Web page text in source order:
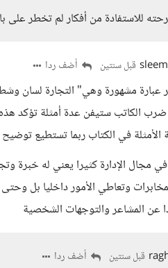
للاستفادة من أفكار لم تخطر على
قبل سنتين أضف ردا
مشهورة وهي" التجارة لسان
الكاتب ستيفن عدة أمثلة تؤكد
الأمثلة في الكتاب ربما تستطيع
مجال الإدارة كثيرا يعني له خبرة
وتعاطي الأمور داخليا بل
عن المشاعر والتوجهات الشخصية
قبل سنتين أضف ردا